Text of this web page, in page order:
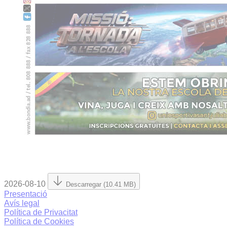
2026-08-10 Descarregar (10.41 MB)
Presentació
Avís legal
Política de Privacitat
Política de Cookies